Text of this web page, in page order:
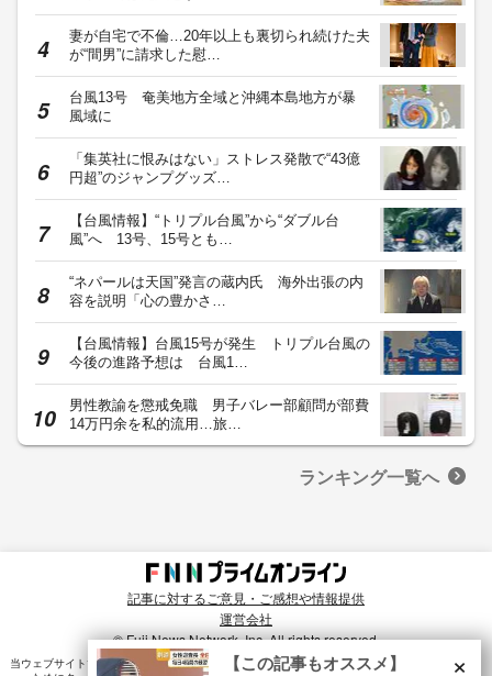
妻が自宅で不倫…20年以上も裏切られ続けた夫
が“間男”に請求した慰…
台風13号 奄美地方全域と沖縄本島地方が暴
風域に
「集英社に恨みはない」ストレス発散で“43億
円超”のジャンプグッズ…
【台風情報】“トリプル台風”から“ダブル台
風”へ 13号、15号とも…
“ネパールは天国”発言の蔵内氏 海外出張の内
容を説明「心の豊かさ…
【台風情報】台風15号が発生 トリプル台風の
今後の進路予想は 台風1…
男性教諭を懲戒免職 男子バレー部顧問が部費
14万円余を私的流用…旅…
ランキング一覧へ
記事に対するご意見・ご感想や情報提供
運営会社
© Fuji News Network, Inc. All rights reserved.
当ウェブサイトでは、ユーザのニーズ・興味・関⼼に合致したコンテンツや広告配信を提供する
×
【この記事もオススメ】